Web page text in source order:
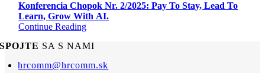
Konferencia Chopok Nr. 2/2025: Pay To Stay, Lead To
Learn, Grow With AI.
Continue Reading
SPOJTE SA S NAMI
hrcomm@hrcomm.sk